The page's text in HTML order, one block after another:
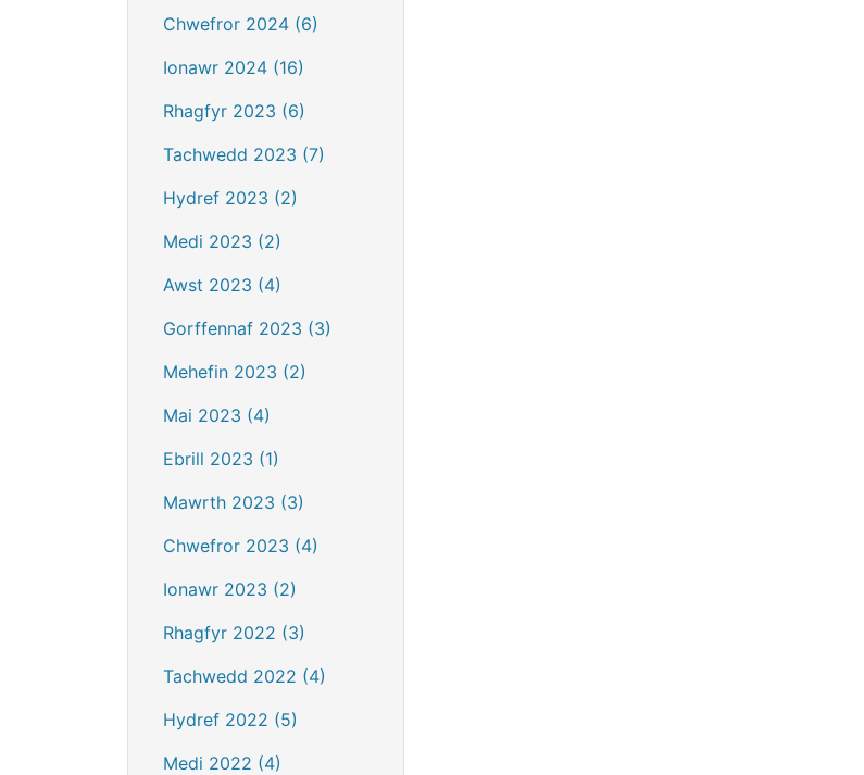
Chwefror 2024 (6)
Ionawr 2024 (16)
Rhagfyr 2023 (6)
Tachwedd 2023 (7)
Hydref 2023 (2)
Medi 2023 (2)
Awst 2023 (4)
Gorffennaf 2023 (3)
Mehefin 2023 (2)
Mai 2023 (4)
Ebrill 2023 (1)
Mawrth 2023 (3)
Chwefror 2023 (4)
Ionawr 2023 (2)
Rhagfyr 2022 (3)
Tachwedd 2022 (4)
Hydref 2022 (5)
Medi 2022 (4)